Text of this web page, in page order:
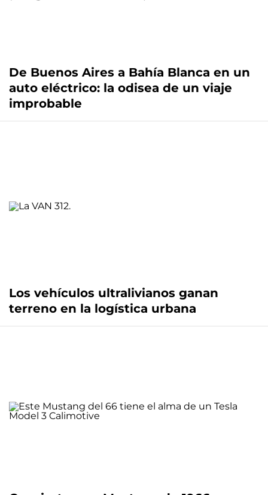
De Buenos Aires a Bahía Blanca en un
auto eléctrico: la odisea de un viaje
improbable
Los vehículos ultralivianos ganan
terreno en la logística urbana